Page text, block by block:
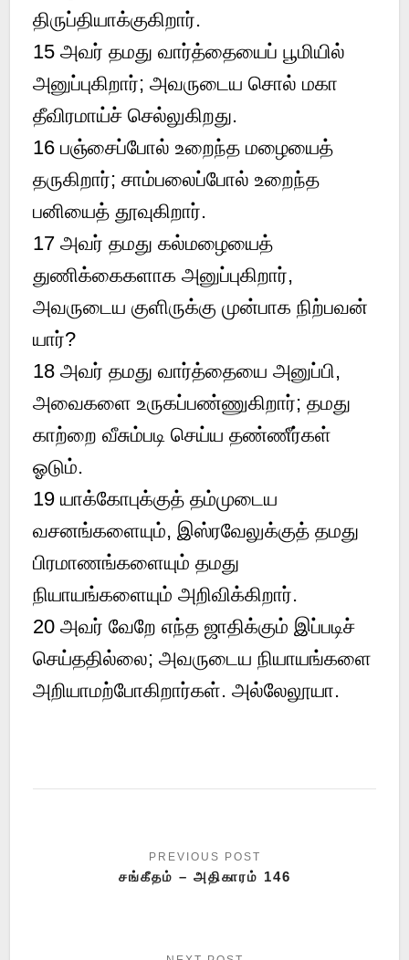
திருப்தியாக்குகிறார்.
15 அவர் தமது வார்த்தையைப் பூமியில்
அனுப்புகிறார்; அவருடைய சொல் மகா
தீவிரமாய்ச் செல்லுகிறது.
16 பஞ்சைப்போல் உறைந்த மழையைத்
தருகிறார்; சாம்பலைப்போல் உறைந்த
பனியைத் தூவுகிறார்.
17 அவர் தமது கல்மழையைத்
துணிக்கைகளாக அனுப்புகிறார்,
அவருடைய குளிருக்கு முன்பாக நிற்பவன்
யார்?
18 அவர் தமது வார்த்தையை அனுப்பி,
அவைகளை உருகப்பண்ணுகிறார்; தமது
காற்றை வீசும்படி செய்ய தண்ணீர்கள்
ஓடும்.
19 யாக்கோபுக்குத் தம்முடைய
வசனங்களையும், இஸ்ரவேலுக்குத் தமது
பிரமாணங்களையும் தமது
நியாயங்களையும் அறிவிக்கிறார்.
20 அவர் வேறே எந்த ஜாதிக்கும் இப்படிச்
செய்ததில்லை; அவருடைய நியாயங்களை
அறியாமற்போகிறார்கள். அல்லேலூயா.
சங்கீதம் – அதிகாரம் 146